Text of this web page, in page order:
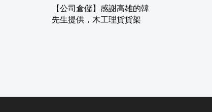
【公司倉儲】感謝高雄的韓
先生提供，木工理貨貨架